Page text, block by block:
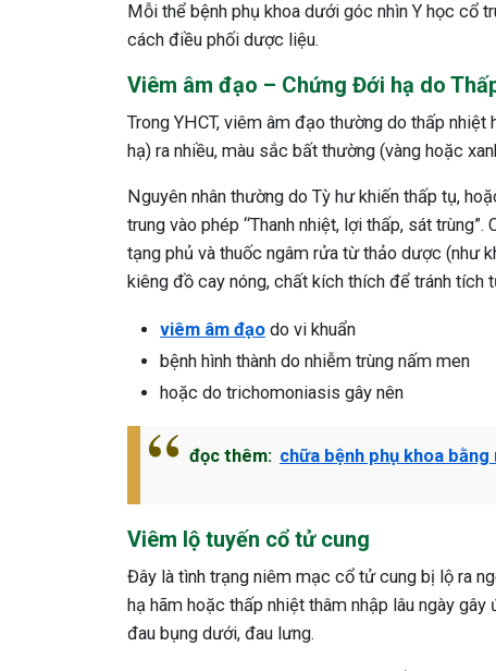
Mỗi thể bệnh phụ khoa dưới góc nhìn Y học cổ
cách điều phối dược liệu.
Viêm âm đạo – Chứng Đới hạ do
Trong YHCT, viêm âm đạo thường do thấp
hạ) ra nhiều, màu sắc bất thường (vàng hoặc
Nguyên nhân thường do Tỳ hư khiến thấp tụ,
trung vào phép “Thanh nhiệt, lợi thấp, sát
tạng phủ và thuốc ngâm rửa từ thảo dược (như
kiêng đồ cay nóng, chất kích thích để tránh tích
viêm âm đạo do vi khuẩn
bệnh hình thành do nhiễm trùng nấm men
hoặc do trichomoniasis gây nên
đọc thêm: chữa bệnh phụ khoa bằng
Viêm lộ tuyến cổ tử cung
Đây là tình trạng niêm mạc cổ tử cung bị lộ ra
hạ hãm hoặc thấp nhiệt thâm nhập lâu ngày
đau bụng dưới, đau lưng.